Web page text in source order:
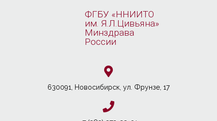
ФГБУ «ННИИТО
им. Я.Л.Цивьяна»
Минздрава
России
630091, Новосибирcк, ул. Фрунзе, 17